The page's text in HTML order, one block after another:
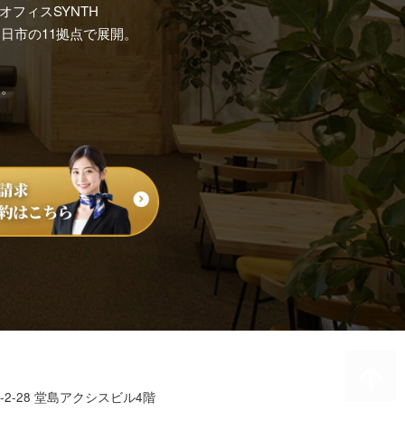
フィスSYNTH
の11拠点で展開。
28 堂島アクシスビル4階